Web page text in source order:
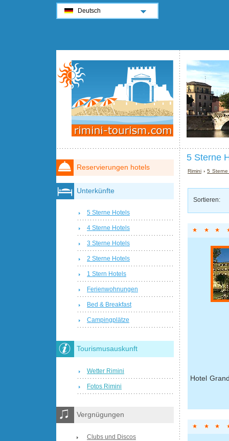
5 Sterne
Rimini ›5 Sterne
Sortieren:
Hotel
Reservierungen hotels
Unterkünfte
5 Sterne Hotels
4 Sterne Hotels
3 Sterne Hotels
2 Sterne Hotels
1 Stern Hotels
Ferienwohnungen
Bed & Breakfast
Campingplätze
Tourismusauskunft
Wetter Rimini
Fotos Rimini
Vergnügungen
Clubs und Discos
Deutsch